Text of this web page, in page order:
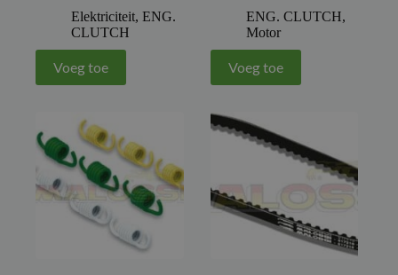
Elektriciteit, ENG.
CLUTCH
Voeg toe
ENG. CLUTCH,
Motor
Voeg toe